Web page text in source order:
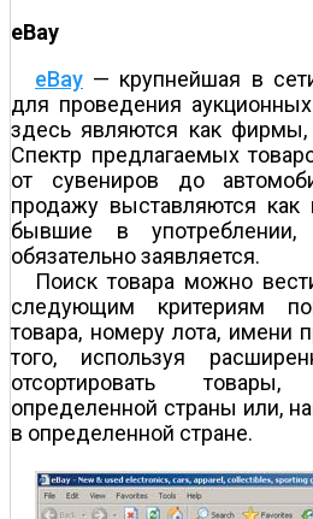
eBay
eBay — крупнейшая в
для проведения
здесь являются как
Спектр предлагаемых
от сувениров до
продажу выставляются
бывшие в
обязательно заявляется.
Поиск товара можно
следующим критериям
товара, номеру лота, имени
того, используя
отсортировать
определенной страны или,
в определенной стране.